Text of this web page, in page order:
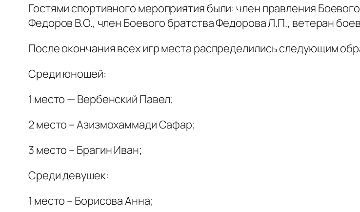
Гостями спортивного мероприятия были: член правления
Федоров В.О., член Боевого братства Федорова Л.П., ветеран
После окончания всех игр места распределились следующим
Среди юношей:
1 место — Вербенский Павел;
2 место – Азизмохаммади Сафар;
3 место – Брагин Иван;
Среди девушек:
1 место – Борисова Анна;